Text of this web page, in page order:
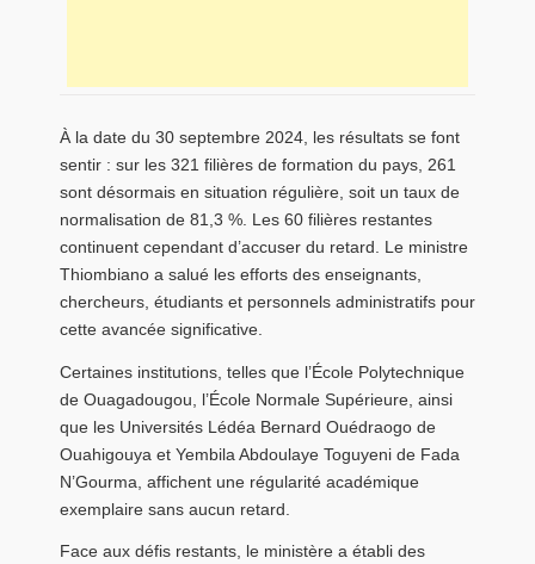
À la date du 30 septembre 2024, les résultats se font
sentir : sur les 321 filières de formation du pays, 261
sont désormais en situation régulière, soit un taux de
normalisation de 81,3 %. Les 60 filières restantes
continuent cependant d’accuser du retard. Le ministre
Thiombiano a salué les efforts des enseignants,
chercheurs, étudiants et personnels administratifs pour
cette avancée significative.
Certaines institutions, telles que l’École Polytechnique
de Ouagadougou, l’École Normale Supérieure, ainsi
que les Universités Lédéa Bernard Ouédraogo de
Ouahigouya et Yembila Abdoulaye Toguyeni de Fada
N’Gourma, affichent une régularité académique
exemplaire sans aucun retard.
Face aux défis restants, le ministère a établi des